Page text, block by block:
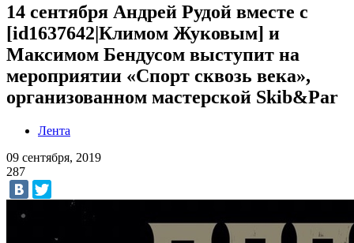
14 сентября Андрей Рудой вместе с
[id1637642|Климом Жуковым] и
Максимом Бендусом выступит на
мероприятии «Спорт сквозь века»,
организованном мастерской Skib&Par
Лента
09 сентября, 2019
287